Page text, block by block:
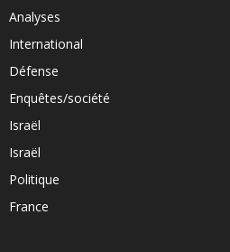
Analyses
International
Défense
Enquêtes/société
Israël
Israël
Politique
France